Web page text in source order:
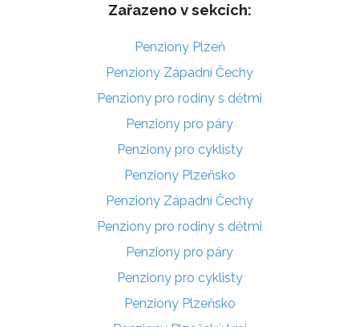
Zařazeno v sekcích:
Penziony Plzeň
Penziony Západní Čechy
Penziony pro rodiny s dětmi
Penziony pro páry
Penziony pro cyklisty
Penziony Plzeňsko
Penziony Západní Čechy
Penziony pro rodiny s dětmi
Penziony pro páry
Penziony pro cyklisty
Penziony Plzeňsko